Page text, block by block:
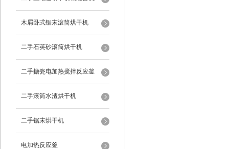
木屑卧式锯末滚筒烘干机
二手石英砂滚筒烘干机
二手搪瓷电加热搅拌反应釜
二手滚筒水渣烘干机
二手锯末烘干机
电加热反应釜